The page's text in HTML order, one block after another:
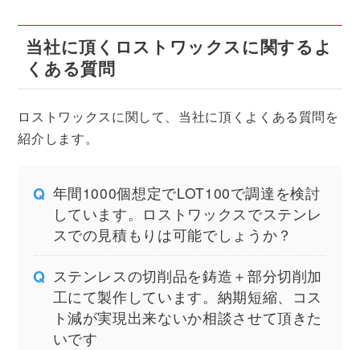
当社に頂くロストワックスに関するよ
くある質問
ロストワックスに関して、当社に頂くよくある質問を
紹介します。
年間1000個想定でLOT100で調達を検討
しています。ロストワックスでステンレ
スでの見積もりは可能でしょうか？
ステンレスの切削品を鋳造＋部分切削加
工にて製作しています。納期短縮、コス
ト減が実現出来ないか相談させて頂きた
いです